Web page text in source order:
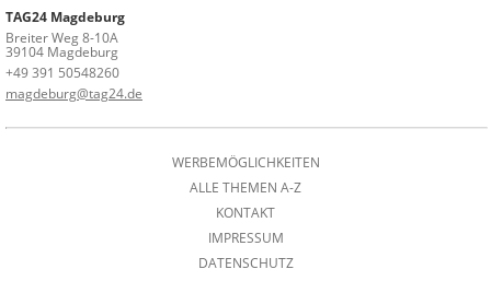
TAG24 Magdeburg
Breiter Weg 8-10A
39104 Magdeburg
+49 391 50548260
magdeburg@tag24.de
WERBEMÖGLICHKEITEN
ALLE THEMEN A-Z
KONTAKT
IMPRESSUM
DATENSCHUTZ